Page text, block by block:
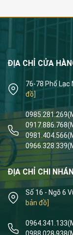
ĐỊA CHỈ CỬA
76-78 Phố Lạc
đồ]
0985.281.269
0917.886.768
0981.404.566
0966.328.339
ĐỊA CHỈ CHI
Số 16 - Ngõ 6
bản đồ]
0964.341.133
0988.028.938